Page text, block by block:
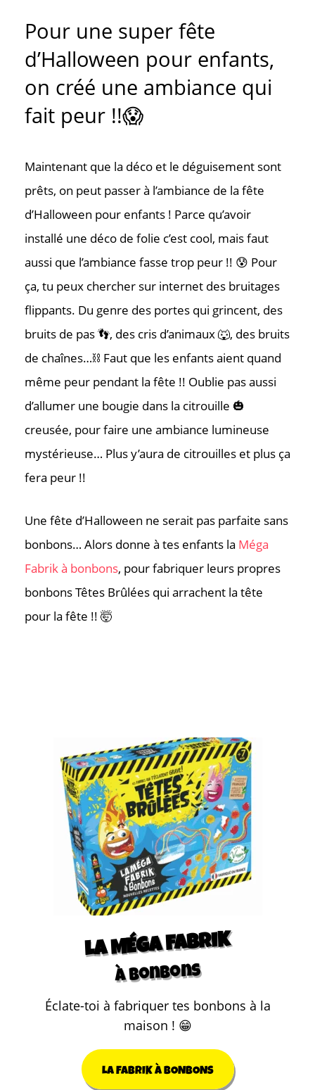
Pour une super fête
d’Halloween pour enfants,
on créé une ambiance qui
fait peur !!😱
Maintenant que la déco et le déguisement sont
prêts, on peut passer à l’ambiance de la fête
d’Halloween pour enfants ! Parce qu’avoir
installé une déco de folie c’est cool, mais faut
aussi que l’ambiance fasse trop peur !! 😰 Pour
ça, tu peux chercher sur internet des bruitages
flippants. Du genre des portes qui grincent, des
bruits de pas 👣, des cris d’animaux 🐺, des bruits
de chaînes…⛓️ Faut que les enfants aient quand
même peur pendant la fête !! Oublie pas aussi
d’allumer une bougie dans la citrouille 🎃
creusée, pour faire une ambiance lumineuse
mystérieuse… Plus y’aura de citrouilles et plus ça
fera peur !!
Une fête d’Halloween ne serait pas parfaite sans
bonbons… Alors donne à tes enfants la Méga
Fabrik à bonbons, pour fabriquer leurs propres
bonbons Têtes Brûlées qui arrachent la tête
pour la fête !! 🤯
LA MÉGA FABRIK
à bonbons
Éclate-toi à fabriquer tes bonbons à la
maison ! 😁
LA FABRIK À BONBONS